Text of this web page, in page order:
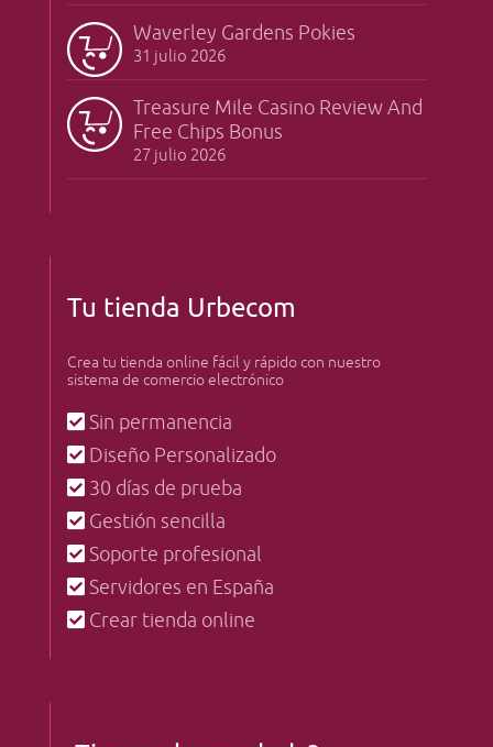
Waverley Gardens Pokies
31 julio 2026
Treasure Mile Casino Review And
Free Chips Bonus
27 julio 2026
Tu tienda Urbecom
Crea tu tienda online fácil y rápido con nuestro
sistema de comercio electrónico
Sin permanencia
Diseño Personalizado
30 días de prueba
Gestión sencilla
Soporte profesional
Servidores en España
Crear tienda online